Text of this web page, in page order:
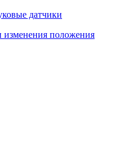
датчики
положения